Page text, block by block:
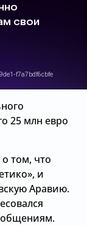
25 млн евро
том, что
и
Аравию.